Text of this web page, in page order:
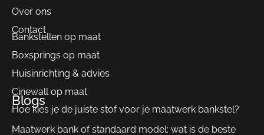
Over ons
Contact
Bankstellen op maat
Boxsprings op maat
Huisinrichting & advies
Cinewall op maat
Blogs
Hoe kies je de juiste stof voor je maatwerk bankstel?
Maatwerk bank of standaard model: wat is de beste